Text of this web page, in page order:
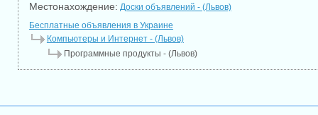
Местонахождение: Доски объявлений - (Львов)
Бесплатные объявления в Украине
Компьютеры и Интернет - (Львов)
Программные продукты - (Львов)